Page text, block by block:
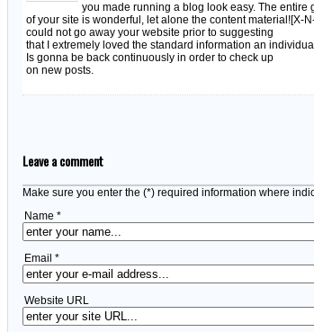
you made running a blog look easy. The entire
of your site is wonderful, let alone the content material![X-
could not go away your website prior to suggesting
that I extremely loved the standard information an
Is gonna be back continuously in order to check up
on new posts.
Leave a comment
Make sure you enter the (*) required information where
Name *
Email *
Website URL